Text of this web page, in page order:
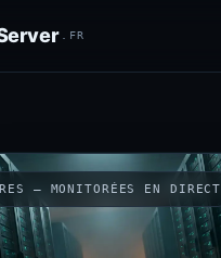
.FR
— MONITORÉES EN DIRECT